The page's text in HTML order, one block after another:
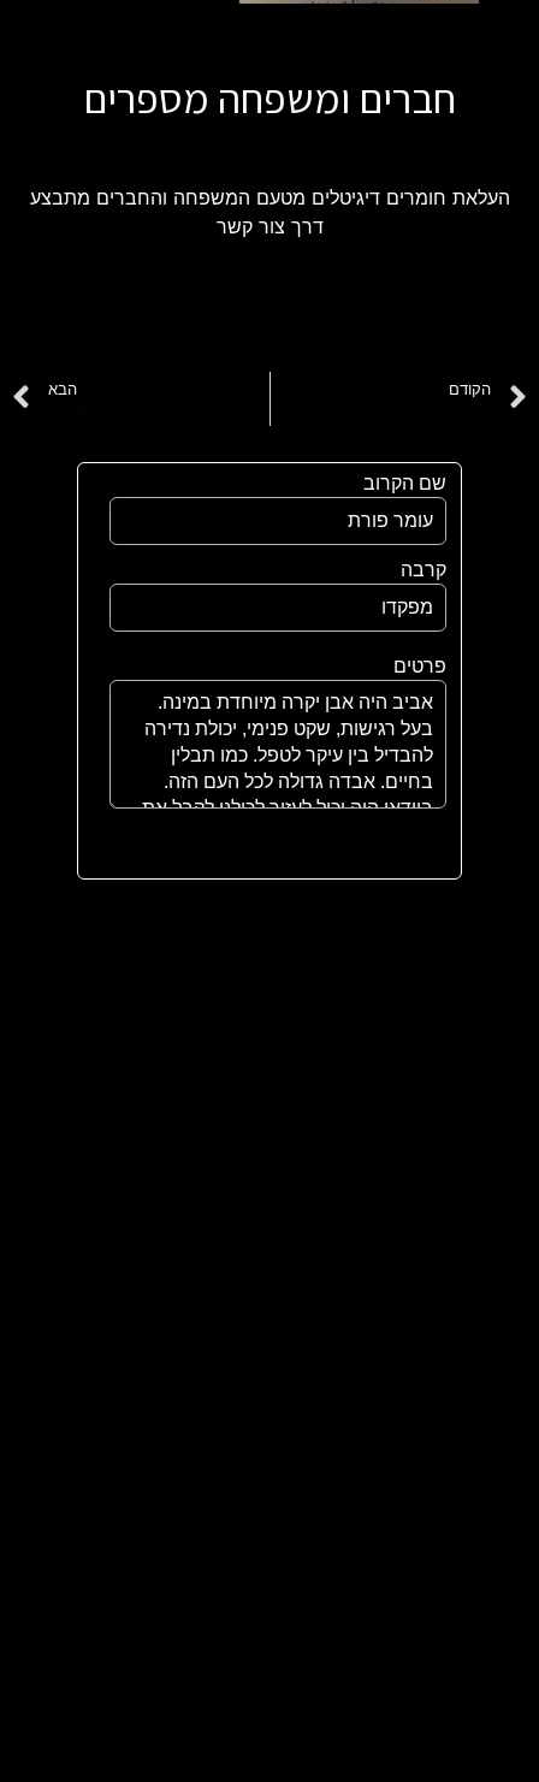
חברים ומשפחה מספרים
העלאת חומרים דיגיטלים מטעם המשפחה והחברים מתבצע
דרך צור קשר
הקודם הבא